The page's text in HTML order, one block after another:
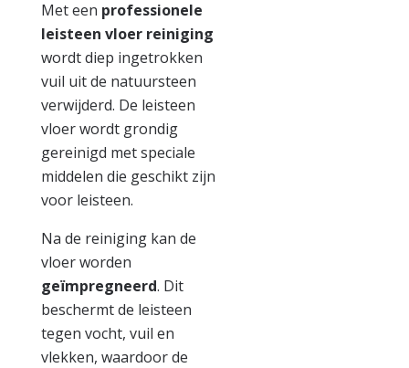
Met een professionele
leisteen vloer reiniging
wordt diep ingetrokken
vuil uit de natuursteen
verwijderd. De leisteen
vloer wordt grondig
gereinigd met speciale
middelen die geschikt zijn
voor leisteen.
Na de reiniging kan de
vloer worden
geïmpregneerd. Dit
beschermt de leisteen
tegen vocht, vuil en
vlekken, waardoor de